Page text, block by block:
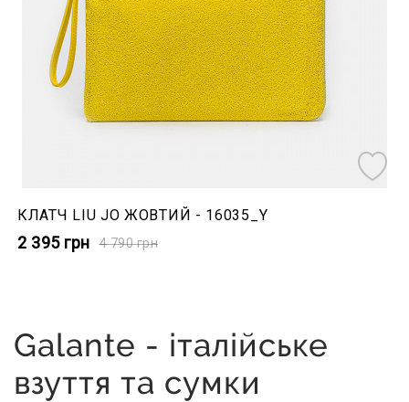
КЛАТЧ LIU JO ЖОВТИЙ - 16035_Y
2 395 грн 4 790грн
Galante - італійське
взуття та сумки